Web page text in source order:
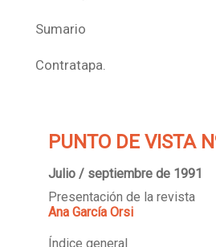
Sumario
Contratapa.
PUNTO DE VISTA
Julio / septiembre de 1991
Presentación de la revista
Ana García Orsi
Índice general